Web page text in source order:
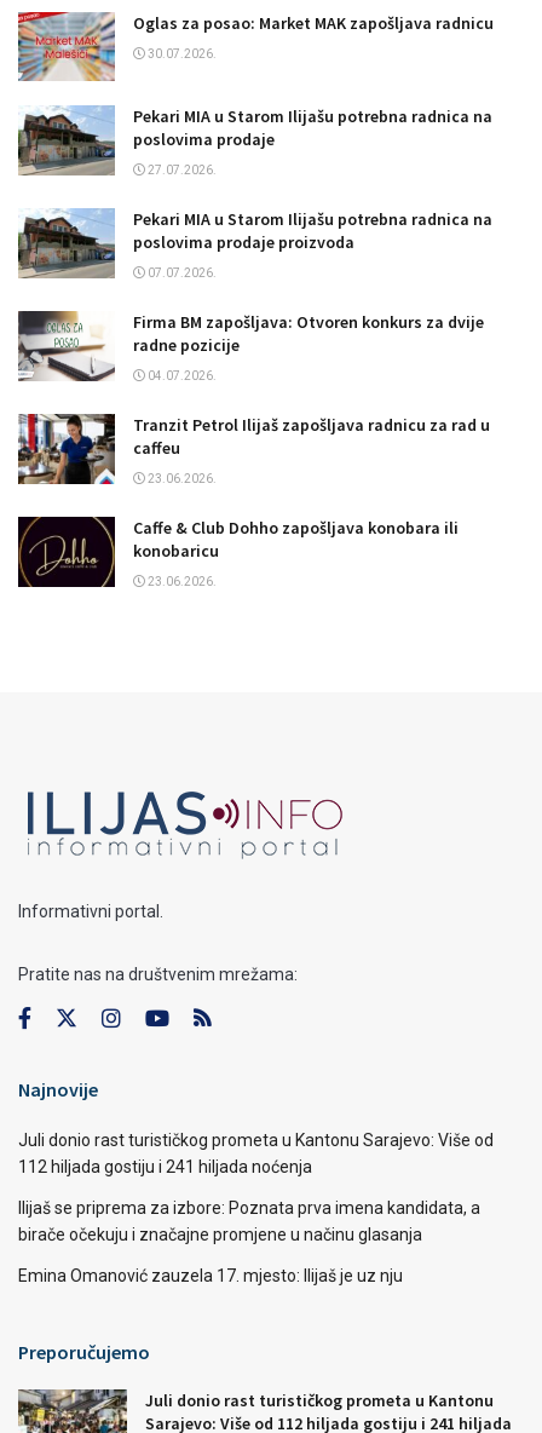
Oglas za posao: Market MAK zapošljava radnicu
30.07.2026.
Pekari MIA u Starom Ilijašu potrebna radnica na
poslovima prodaje
27.07.2026.
Pekari MIA u Starom Ilijašu potrebna radnica na
poslovima prodaje proizvoda
07.07.2026.
Firma BM zapošljava: Otvoren konkurs za dvije
radne pozicije
04.07.2026.
Tranzit Petrol Ilijaš zapošljava radnicu za rad u
caffeu
23.06.2026.
Caffe & Club Dohho zapošljava konobara ili
konobaricu
23.06.2026.
Informativni portal.
Pratite nas na društvenim mrežama:
Najnovije
Juli donio rast turističkog prometa u Kantonu Sarajevo: Više od
112 hiljada gostiju i 241 hiljada noćenja
Ilijaš se priprema za izbore: Poznata prva imena kandidata, a
birače očekuju i značajne promjene u načinu glasanja
Emina Omanović zauzela 17. mjesto: Ilijaš je uz nju
Preporučujemo
Juli donio rast turističkog prometa u Kantonu
Sarajevo: Više od 112 hiljada gostiju i 241 hiljada